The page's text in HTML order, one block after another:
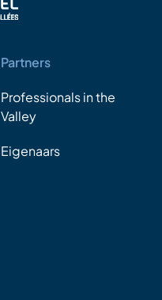
Partners
Professionals in the
Valley
Eigenaars